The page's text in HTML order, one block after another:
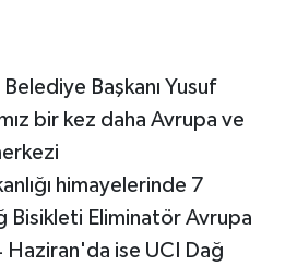
Başkanı Yusuf
bir kez daha Avrupa ve
himayelerinde 7
Bisikleti Eliminatör Avrupa
Haziran'da ise UCI Dağ